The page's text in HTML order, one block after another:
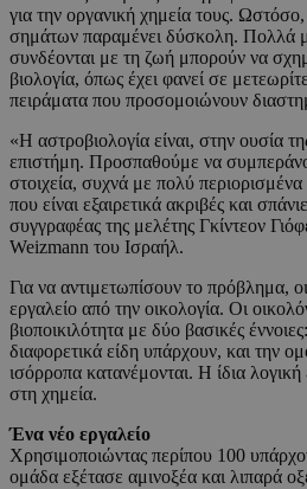
για την οργανική χημεία τους.
σημάτων παραμένει δύσκολη. Πολλά
συνδέονται με τη ζωή μπορούν να
βιολογία, όπως έχει φανεί σε
πειράματα που προσομοιώνουν
«Η αστροβιολογία είναι, στην ουσία
επιστήμη. Προσπαθούμε να
στοιχεία, συχνά με πολύ
που είναι εξαιρετικά ακριβές και
συγγραφέας της μελέτης Γκίντεον
Weizmann του Ισραήλ.
Για να αντιμετωπίσουν το πρόβλημα,
εργαλείο από την οικολογία. Οι
βιοποικιλότητα με δύο βασικές
διαφορετικά είδη υπάρχουν, και την
ισόρροπα κατανέμονται. Η ίδια
στη χημεία.
Ένα νέο εργαλείο
Χρησιμοποιώντας περίπου 100
ομάδα εξέτασε αμινοξέα και λιπαρά